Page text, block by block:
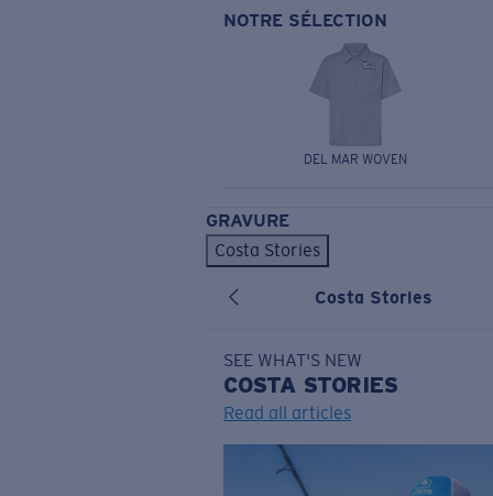
NOTRE SÉLECTION
DEL MAR WOVEN
GRAVURE
Costa Stories
Costa Stories
SEE WHAT'S NEW
COSTA STORIES
Read all articles